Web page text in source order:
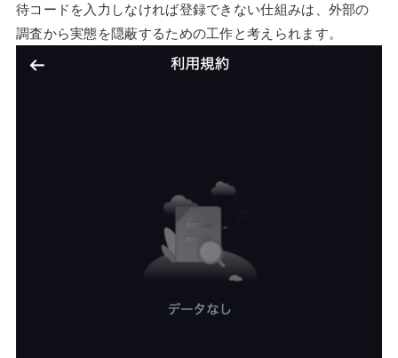
待コードを入力しなければ登録できない仕組みは、外部の
調査から実態を隠蔽するための工作と考えられます。